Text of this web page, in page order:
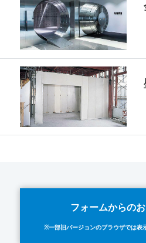
フォームからの
※一部旧バージョンのブラウザでは表